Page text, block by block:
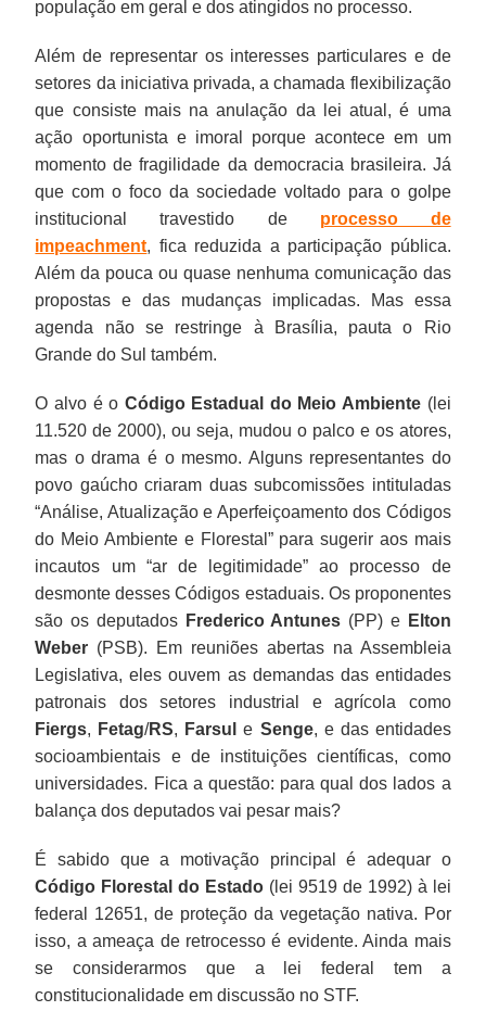
população em geral e dos atingidos no processo.
Além de representar os interesses particulares e de
setores da iniciativa privada, a chamada flexibilização
que consiste mais na anulação da lei atual, é uma
ação oportunista e imoral porque acontece em um
momento de fragilidade da democracia brasileira. Já
que com o foco da sociedade voltado para o golpe
institucional travestido de processo de
impeachment, fica reduzida a participação pública.
Além da pouca ou quase nenhuma comunicação das
propostas e das mudanças implicadas. Mas essa
agenda não se restringe à Brasília, pauta o Rio
Grande do Sul também.
O alvo é o Código Estadual do Meio Ambiente (lei
11.520 de 2000), ou seja, mudou o palco e os atores,
mas o drama é o mesmo. Alguns representantes do
povo gaúcho criaram duas subcomissões intituladas
“Análise, Atualização e Aperfeiçoamento dos Códigos
do Meio Ambiente e Florestal” para sugerir aos mais
incautos um “ar de legitimidade” ao processo de
desmonte desses Códigos estaduais. Os proponentes
são os deputados Frederico Antunes (PP) e Elton
Weber (PSB). Em reuniões abertas na Assembleia
Legislativa, eles ouvem as demandas das entidades
patronais dos setores industrial e agrícola como
Fiergs, Fetag/RS, Farsul e Senge, e das entidades
socioambientais e de instituições científicas, como
universidades. Fica a questão: para qual dos lados a
balança dos deputados vai pesar mais?
É sabido que a motivação principal é adequar o
Código Florestal do Estado (lei 9519 de 1992) à lei
federal 12651, de proteção da vegetação nativa. Por
isso, a ameaça de retrocesso é evidente. Ainda mais
se considerarmos que a lei federal tem a
constitucionalidade em discussão no STF.